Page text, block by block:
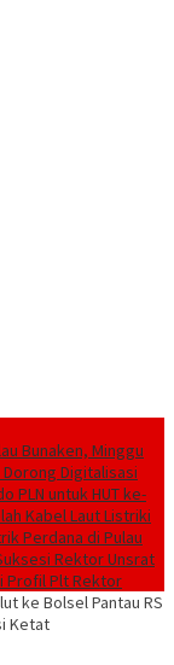
Bunaken, Minggu
Dorong Digitalisasi
PLN untuk HUT ke-
Kabel Laut Listriki
Perdana di Pulau
Rektor Unsrat
Profil Plt Rektor
ke Bolsel Pantau RS
Ketat